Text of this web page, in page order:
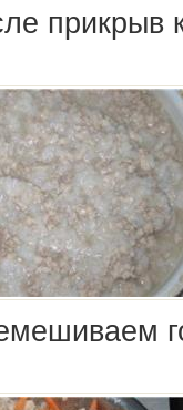
прикрыв